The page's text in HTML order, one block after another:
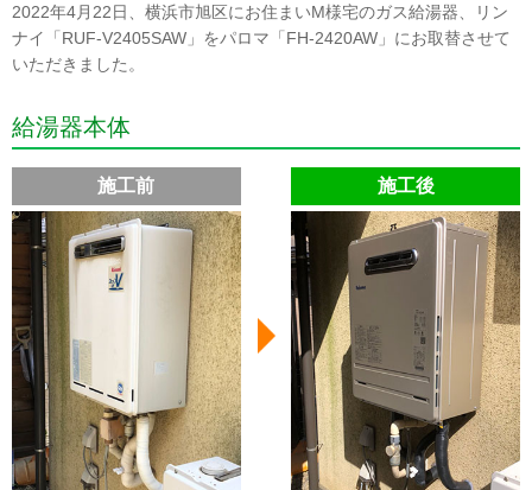
2022年4月22日、横浜市旭区にお住まいM様宅のガス給湯器、リン
ナイ「RUF-V2405SAW」をパロマ「FH-2420AW」にお取替させて
いただきました。
給湯器本体
施工前 施工後